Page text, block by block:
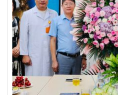
YÊU CẦU BÁO GIÁ